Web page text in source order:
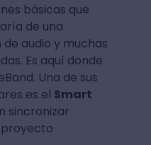
básicas que
de una
audio y muchas
Es aquí donde
Una de sus
es el Smart
sincronizar